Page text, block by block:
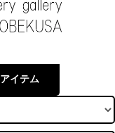
アイテム